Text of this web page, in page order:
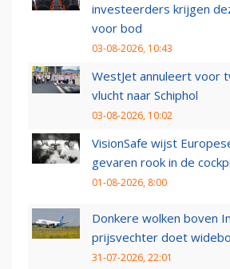
investeerders krijgen
voor bod
03-08-2026, 10:43
WestJet annuleert voor
vlucht naar Schiphol
03-08-2026, 10:02
VisionSafe wijst
gevaren rook in de
01-08-2026, 8:00
Donkere wolken boven
prijsvechter doet
31-07-2026, 22:01